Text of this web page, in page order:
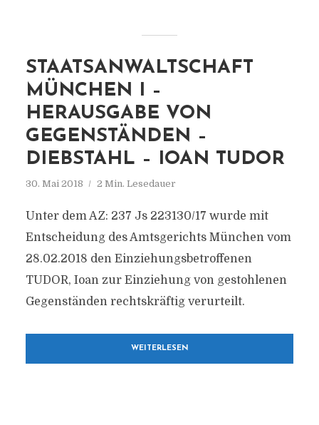
STAATSANWALTSCHAFT
MÜNCHEN I –
HERAUSGABE VON
GEGENSTÄNDEN –
DIEBSTAHL – IOAN TUDOR
30. Mai 2018 2 Min. Lesedauer
Unter dem AZ: 237 Js 223130/17 wurde mit
Entscheidung des Amtsgerichts München vom
28.02.2018 den Einziehungsbetroffenen
TUDOR, Ioan zur Einziehung von gestohlenen
Gegenständen rechtskräftig verurteilt.
WEITERLESEN